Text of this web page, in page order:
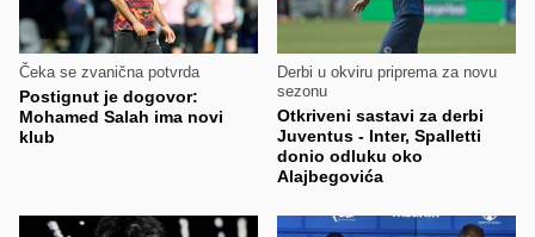
Čeka se zvanična potvrda
Postignut je dogovor:
Mohamed Salah ima novi
klub
Derbi u okviru priprema za novu
sezonu
Otkriveni sastavi za derbi
Juventus - Inter, Spalletti
donio odluku oko
Alajbegovića